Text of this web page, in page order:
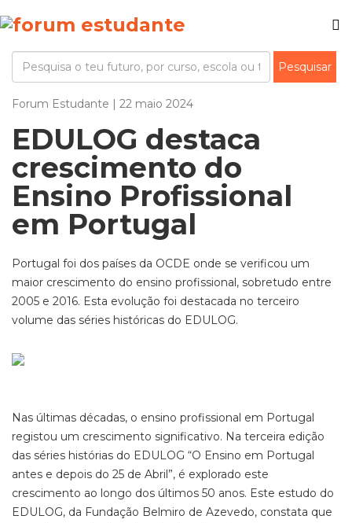
Forum Estudante | 22 maio 2024
EDULOG destaca
crescimento do
Ensino Profissional
em Portugal
Portugal foi dos países da OCDE onde se verificou um
maior crescimento do ensino profissional, sobretudo entre
2005 e 2016. Esta evolução foi destacada no terceiro
volume das séries históricas do EDULOG.
Nas últimas décadas, o ensino profissional em Portugal
registou um crescimento significativo. Na terceira edição
das séries histórias do EDULOG “O Ensino em Portugal
antes e depois do 25 de Abril”, é explorado este
crescimento ao longo dos últimos 50 anos. Este estudo do
EDULOG, da Fundação Belmiro de Azevedo, constata que